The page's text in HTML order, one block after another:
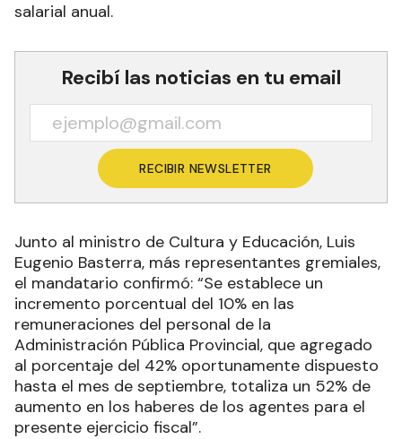
salarial anual.
Recibí las noticias en tu email
RECIBIR NEWSLETTER
Junto al ministro de Cultura y Educación, Luis
Eugenio Basterra, más representantes gremiales,
el mandatario confirmó: “Se establece un
incremento porcentual del 10% en las
remuneraciones del personal de la
Administración Pública Provincial, que agregado
al porcentaje del 42% oportunamente dispuesto
hasta el mes de septiembre, totaliza un 52% de
aumento en los haberes de los agentes para el
presente ejercicio fiscal”.